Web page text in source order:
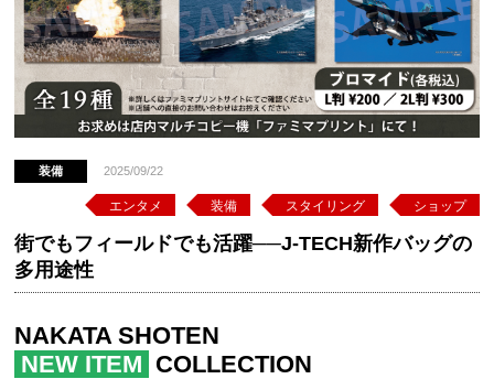
装備 2025/09/22
エンタメ 装備 スタイリング ショップ
街でもフィールドでも活躍──J-TECH新作バッグの
多用途性
NAKATA SHOTEN
NEW ITEM COLLECTION